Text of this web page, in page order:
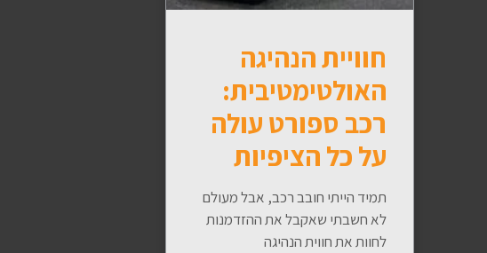
חוויית הנהיגה
האולטימטיבית:
רכב ספורט עולה
על כל הציפיות
תמיד הייתי חובב רכב, אבל מעולם
לא חשבתי שאקבל את ההזדמנות
לחוות את חווית הנהיגה